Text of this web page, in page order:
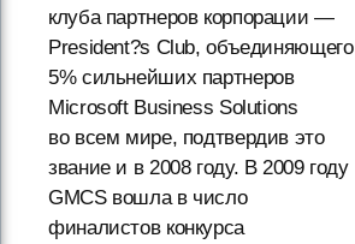
клуба партнеров корпорации —
President?s Club, объединяющего
5% сильнейших партнеров
Microsoft Business Solutions
во всем мире, подтвердив это
звание и в 2008 году. В 2009 году
GMCS вошла в число
финалистов конкурса